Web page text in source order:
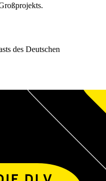
des Deutschen